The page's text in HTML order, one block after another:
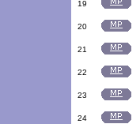
19
20
21
22
23
24